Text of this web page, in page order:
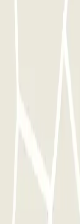
avant votre arrivée
votre véhicule.
à l'aéroport.
une fois la
le point de rencontre.
état des lieux.
de votre
sera transmis une
appelez le
vous à Porta A-